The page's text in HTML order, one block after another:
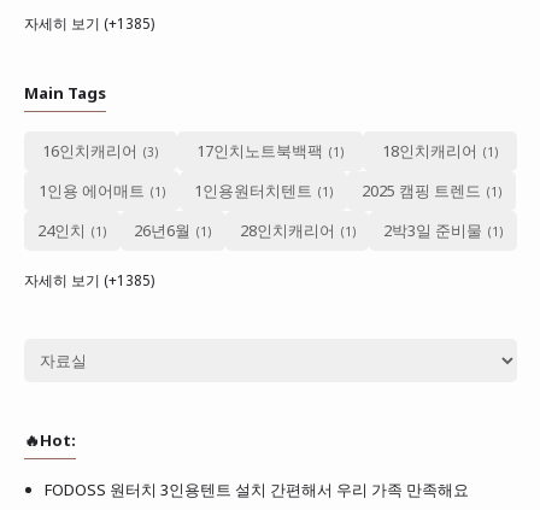
자세히 보기 (+1385)
Main Tags
16인치캐리어 17인치노트북백팩
18인치캐리어
1인용 에어매트
1인용원터치텐트
2025 캠핑 트렌드
24인치
26년6월 28인치캐리어 2박3일 준비물
자세히 보기 (+1385)
🔥Hot:
FODOSS 원터치 3인용텐트 설치 간편해서 우리 가족 만족해요